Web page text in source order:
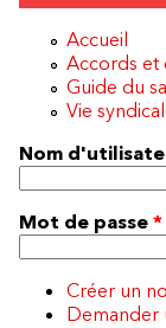
Accueil
Accords et
Guide du
Vie
Nom
Mot de passe *
Créer un
Demander